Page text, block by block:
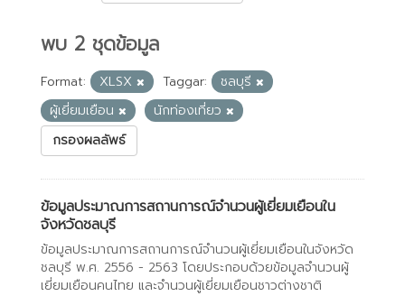
พบ 2 ชุดข้อมูล
Format: XLSX Taggar:
ชลบุรี
ผู้เยี่ยมเยือน
นักท่องเที่ยว
กรองผลลัพธ์
ข้อมูลประมาณการสถานการณ์จำนวนผู้เยี่ยมเยือนใน
จังหวัดชลบุรี
ข้อมูลประมาณการสถานการณ์จำนวนผู้เยี่ยมเยือนในจังหวัด
ชลบุรี พ.ศ. 2556 - 2563 โดยประกอบด้วยข้อมูลจำนวนผู้
เยี่ยมเยือนคนไทย และจำนวนผู้เยี่ยมเยือนชาวต่างชาติ